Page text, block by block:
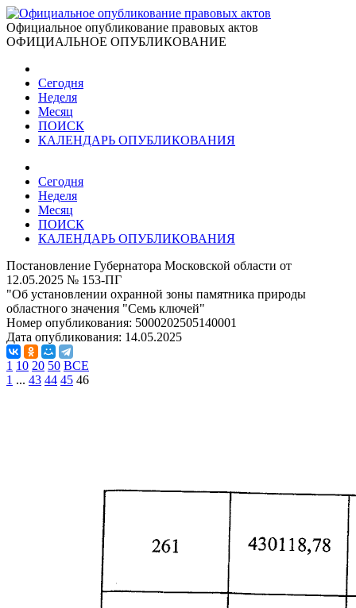
Официальное опубликование правовых актов
ОФИЦИАЛЬНОЕ ОПУБЛИКОВАНИЕ
Сегодня
Неделя
Месяц
ПОИСК
КАЛЕНДАРЬ ОПУБЛИКОВАНИЯ
Сегодня
Неделя
Месяц
ПОИСК
КАЛЕНДАРЬ ОПУБЛИКОВАНИЯ
Постановление Губернатора Московской области от
12.05.2025 № 153-ПГ
"Об установлении охранной зоны памятника природы
областного значения "Семь ключей"
Номер опубликования: 5000202505140001
Дата опубликования: 14.05.2025
1 10 20 50 ВСЕ
1 ... 43 44 45 46